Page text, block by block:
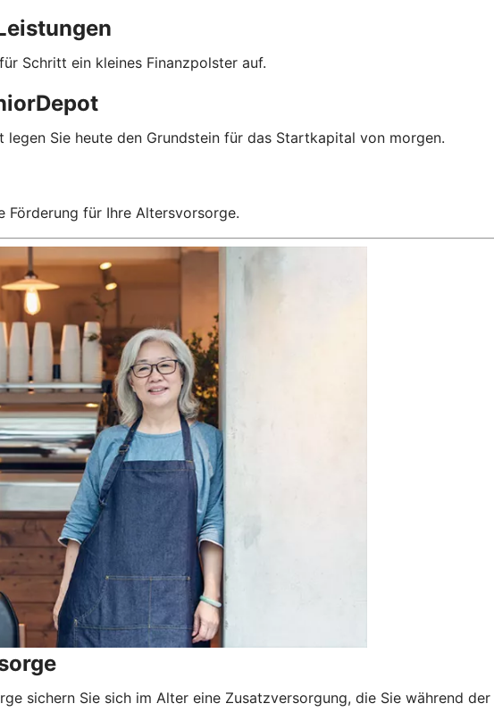
Schritt ein kleines Finanzpolster auf.
Sie heute den Grundstein für das Startkapital von morgen.
Förderung für Ihre Altersvorsorge.
sichern Sie sich im Alter eine Zusatzversorgung, die Sie während